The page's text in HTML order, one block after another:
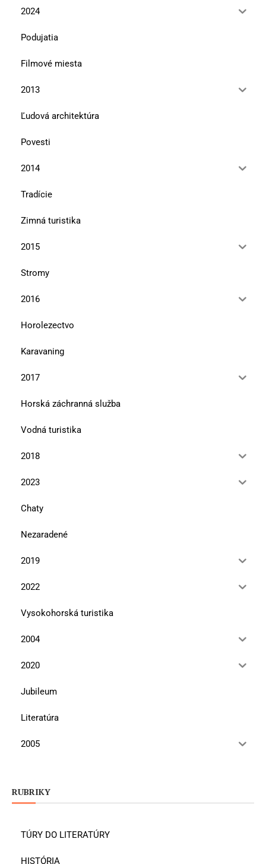
2024
Podujatia
Filmové miesta
2013
Ľudová architektúra
Povesti
2014
Tradície
Zimná turistika
2015
Stromy
2016
Horolezectvo
Karavaning
2017
Horská záchranná služba
Vodná turistika
2018
2023
Chaty
Nezaradené
2019
2022
Vysokohorská turistika
2004
2020
Jubileum
Literatúra
2005
RUBRIKY
TÚRY DO LITERATÚRY
HISTÓRIA